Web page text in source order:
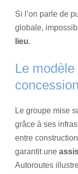
Si l’on parle de
globale,
lieu.
Le
Le groupe mise
grâce à ses
entre
garantit une
Autoroutes